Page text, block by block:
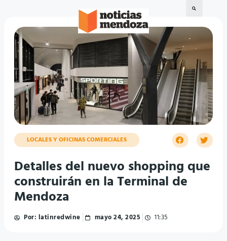
LOCALES Y OFICINAS COMERCIALES
Detalles del nuevo shopping que
construirán en la Terminal de
Mendoza
Por: latinredwine mayo 24, 2025 11:35